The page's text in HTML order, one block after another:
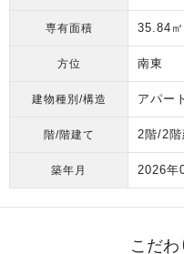
専有面積 35.84㎡
方位 南東
建物種別/構造 アパー
階/階建て 2階/2階
築年月 2026年
こだ